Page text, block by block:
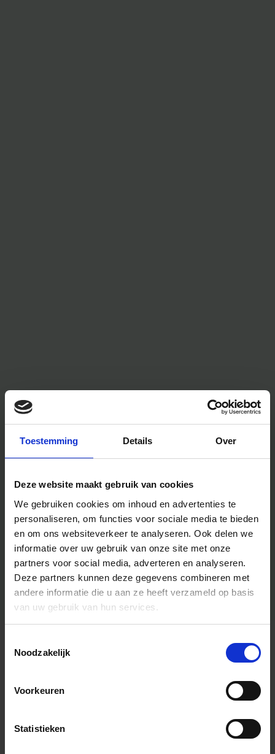
Toestemming Details Over
Deze website maakt gebruik van cookies
We gebruiken cookies om inhoud en advertenties te
personaliseren, om functies voor sociale media te bieden
en om ons websiteverkeer te analyseren. Ook delen we
informatie over uw gebruik van onze site met onze
partners voor social media, adverteren en analyseren.
Deze partners kunnen deze gegevens combineren met
andere informatie die u aan ze heeft verzameld op basis
van uw gebruik van hun services.
Noodzakelijk
Voorkeuren
Statistieken
Algemene informatie